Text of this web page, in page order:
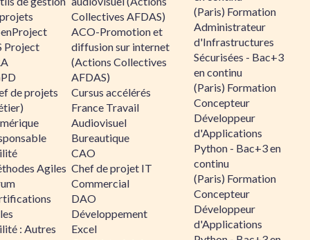
Project
de projets
Agiles
: Autres
Collectives AFDAS)
ACO-Promotion et
diffusion sur internet
(Actions Collectives
AFDAS)
Cursus accélérés
France Travail
Audiovisuel
Bureautique
CAO
Chef de projet IT
Commercial
DAO
Développement
Excel
(Paris) Formation
Administrateur
d'Infrastructures
Sécurisées - Bac+3
en continu
(Paris) Formation
Concepteur
Développeur
d'Applications
Python - Bac+3 en
continu
(Paris) Formation
Concepteur
Développeur
d'Applications